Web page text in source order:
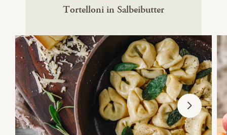
Tortelloni in Salbeibutter